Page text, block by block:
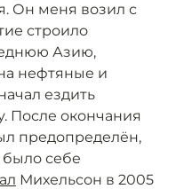
Он меня возил с
строило
Азию,
нефтяные и
ездить
После окончания
предопределён,
себе
Михельсон в 2005